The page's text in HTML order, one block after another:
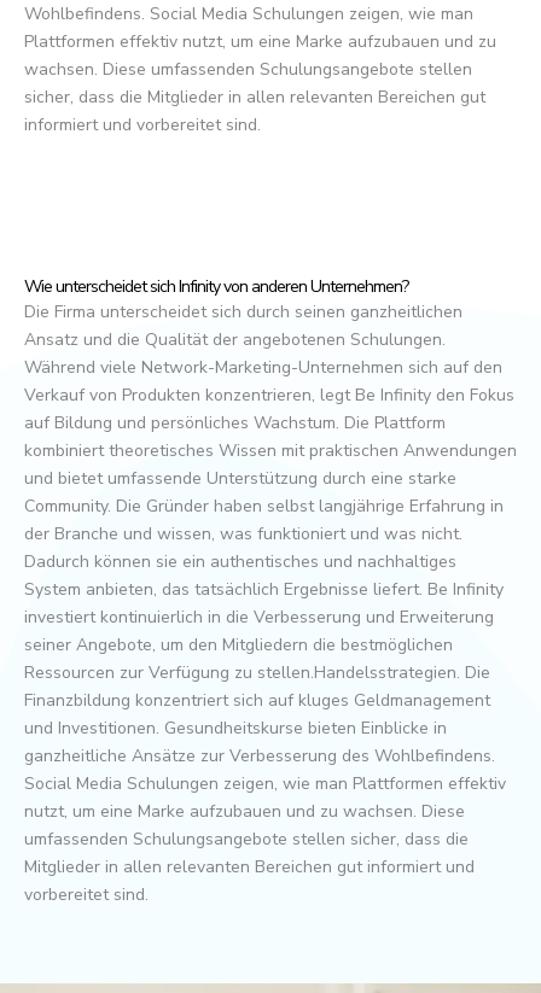
Wohlbefindens. Social Media Schulungen zeigen, wie man
Plattformen effektiv nutzt, um eine Marke aufzubauen und zu
wachsen. Diese umfassenden Schulungsangebote stellen
sicher, dass die Mitglieder in allen relevanten Bereichen gut
informiert und vorbereitet sind.
Wie unterscheidet sich Infinity von anderen Unternehmen?
Die Firma unterscheidet sich durch seinen ganzheitlichen
Ansatz und die Qualität der angebotenen Schulungen.
Während viele Network-Marketing-Unternehmen sich auf den
Verkauf von Produkten konzentrieren, legt Be Infinity den Fokus
auf Bildung und persönliches Wachstum. Die Plattform
kombiniert theoretisches Wissen mit praktischen Anwendungen
und bietet umfassende Unterstützung durch eine starke
Community. Die Gründer haben selbst langjährige Erfahrung in
der Branche und wissen, was funktioniert und was nicht.
Dadurch können sie ein authentisches und nachhaltiges
System anbieten, das tatsächlich Ergebnisse liefert. Be Infinity
investiert kontinuierlich in die Verbesserung und Erweiterung
seiner Angebote, um den Mitgliedern die bestmöglichen
Ressourcen zur Verfügung zu stellen.Handelsstrategien. Die
Finanzbildung konzentriert sich auf kluges Geldmanagement
und Investitionen. Gesundheitskurse bieten Einblicke in
ganzheitliche Ansätze zur Verbesserung des Wohlbefindens.
Social Media Schulungen zeigen, wie man Plattformen effektiv
nutzt, um eine Marke aufzubauen und zu wachsen. Diese
umfassenden Schulungsangebote stellen sicher, dass die
Mitglieder in allen relevanten Bereichen gut informiert und
vorbereitet sind.